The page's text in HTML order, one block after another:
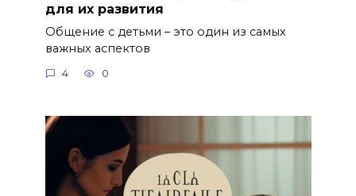
для их развития
Общение с детьми – это один из самых
важных аспектов
4 0